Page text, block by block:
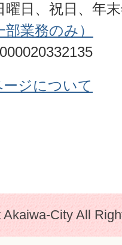
曜日、祝日、年
業務のみ）
ジについて
Akaiwa-City All